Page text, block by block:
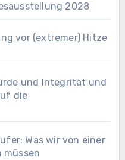
2028
vor (extremer) Hitze
und Integrität und
die
Was wir von einer
müssen